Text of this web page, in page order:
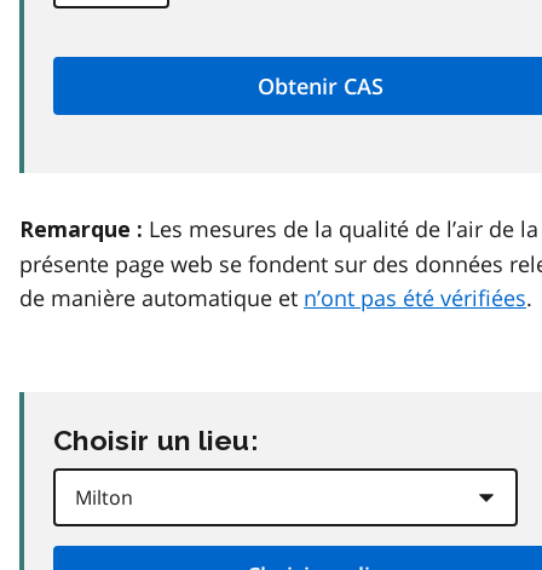
Remarque : Les mesures de la qualité de l’air de la
présente page web se fondent sur des données
de manière automatique et n’ont pas été vérifiées.
Choisir un lieu: